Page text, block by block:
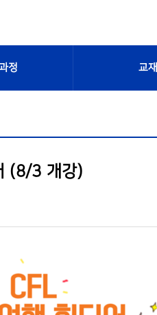
정 교재
(8/3 개강)